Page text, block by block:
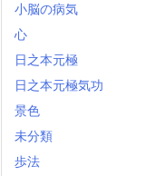
小脳の病気
心
日之本元極
日之本元極気功
景色
未分類
歩法